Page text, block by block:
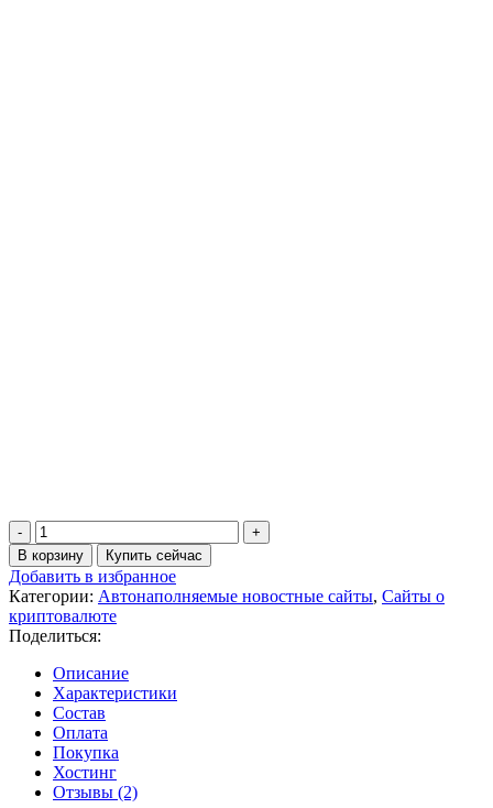
Количество
товара
Автонаполняемый
новостной
сайт
про
криптовалюты
на
вордпресс.
№515
В корзину Купить сейчас
Добавить в избранное
Категории: Автонаполняемые новостные сайты, Сайты о
криптовалюте
Поделиться:
Описание
Характеристики
Состав
Оплата
Покупка
Хостинг
Отзывы (2)